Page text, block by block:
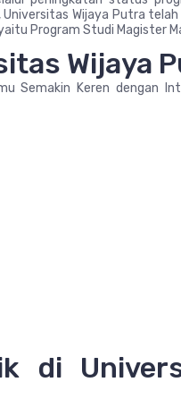
Wijaya Putra
Program Studi Magister
Wijaya
Semakin Keren dengan
di